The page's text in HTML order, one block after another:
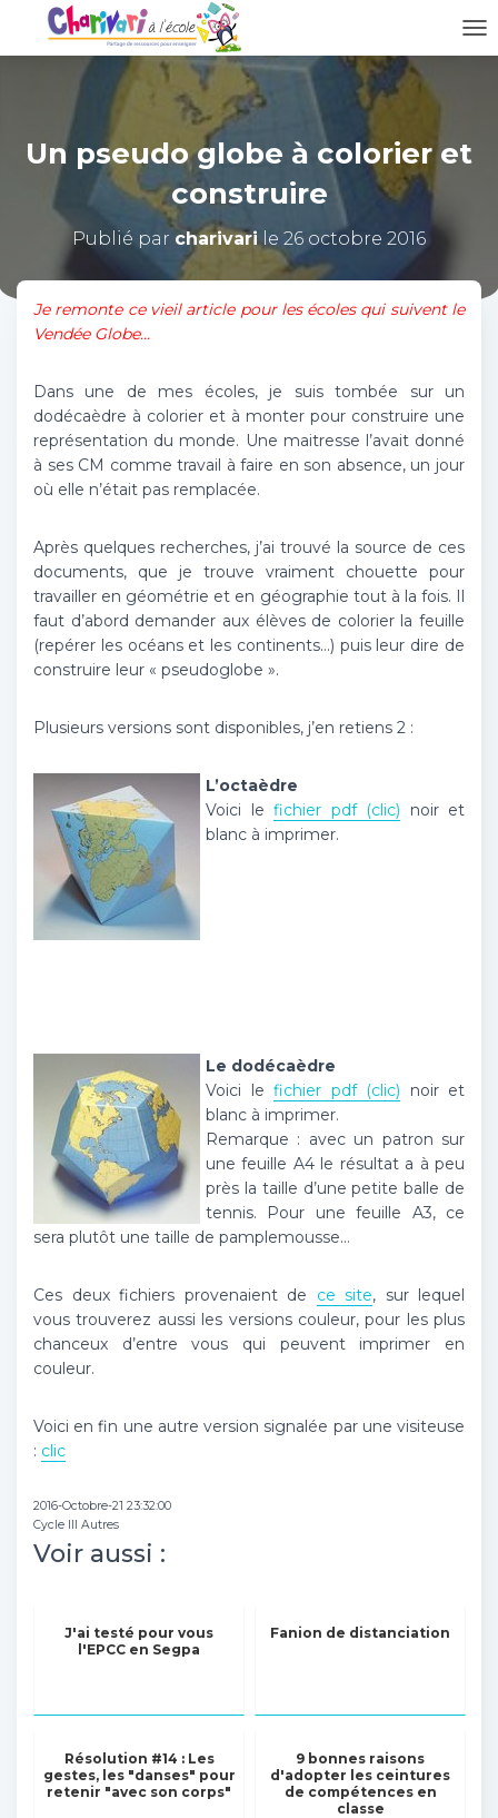
V
Un pseudo globe à colorier et
construire
Publié par charivarile 26 octobre 2016
Je remonte ce vieil article pour les écoles qui suivent le
Vendée Globe…
Dans une de mes écoles, je suis tombée sur un
dodécaèdre à colorier et à monter pour construire une
représentation du monde. Une maitresse l’avait donné
à ses CM comme travail à faire en son absence, un jour
où elle n’était pas remplacée.
Après quelques recherches, j’ai trouvé la source de ces
documents, que je trouve vraiment chouette pour
travailler en géométrie et en géographie tout à la fois. Il
faut d’abord demander aux élèves de colorier la feuille
(repérer les océans et les continents…) puis leur dire de
construire leur « pseudoglobe ».
Plusieurs versions sont disponibles, j’en retiens 2 :
L’octaèdre
Voici le fichier pdf (clic) noir et
blanc à imprimer.
Le dodécaèdre
Voici le fichier pdf (clic) noir et
blanc à imprimer.
Remarque : avec un patron sur
une feuille A4 le résultat a à peu
près la taille d’une petite balle de
tennis. Pour une feuille A3, ce
sera plutôt une taille de pamplemousse…
Ces deux fichiers provenaient de ce site, sur lequel
vous trouverez aussi les versions couleur, pour les plus
chanceux d’entre vous qui peuvent imprimer en
couleur.
Voici en fin une autre version signalée par une visiteuse
: clic
2016-Octobre-21 23:32:00
Cycle III Autres
Voir aussi :
J'ai testé pour vous
l'EPCC en Segpa
Fanion de distanciation
Résolution #14 : Les
gestes, les "danses" pour
retenir "avec son corps"
9 bonnes raisons
d'adopter les ceintures
de compétences en
classe